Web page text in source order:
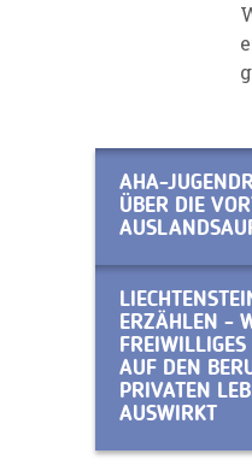
AHA-
ÜBER DIE
ERZÄHLEN -
AUF DEN
PRIVATEN
AUSWIRKT